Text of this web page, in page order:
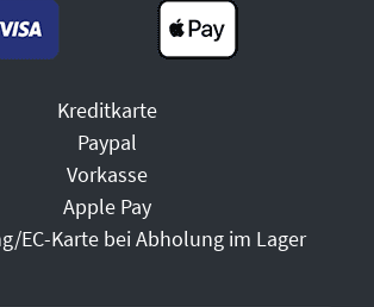
Kreditkarte
Paypal
Vorkasse
Apple Pay
EC-Karte bei Abholung im Lager